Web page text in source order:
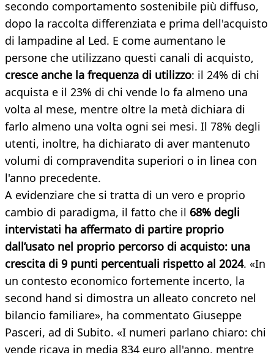
secondo comportamento sostenibile più diffuso,
dopo la raccolta differenziata e prima dell'acquisto
di lampadine al Led. E come aumentano le
persone che utilizzano questi canali di acquisto,
cresce anche la frequenza di utilizzo: il 24% di chi
acquista e il 23% di chi vende lo fa almeno una
volta al mese, mentre oltre la metà dichiara di
farlo almeno una volta ogni sei mesi. Il 78% degli
utenti, inoltre, ha dichiarato di aver mantenuto
volumi di compravendita superiori o in linea con
l'anno precedente.
A evidenziare che si tratta di un vero e proprio
cambio di paradigma, il fatto che il 68% degli
intervistati ha affermato di partire proprio
dall’usato nel proprio percorso di acquisto: una
crescita di 9 punti percentuali rispetto al 2024. «In
un contesto economico fortemente incerto, la
second hand si dimostra un alleato concreto nel
bilancio familiare», ha commentato Giuseppe
Pasceri, ad di Subito. «I numeri parlano chiaro: chi
vende ricava in media 834 euro all'anno, mentre